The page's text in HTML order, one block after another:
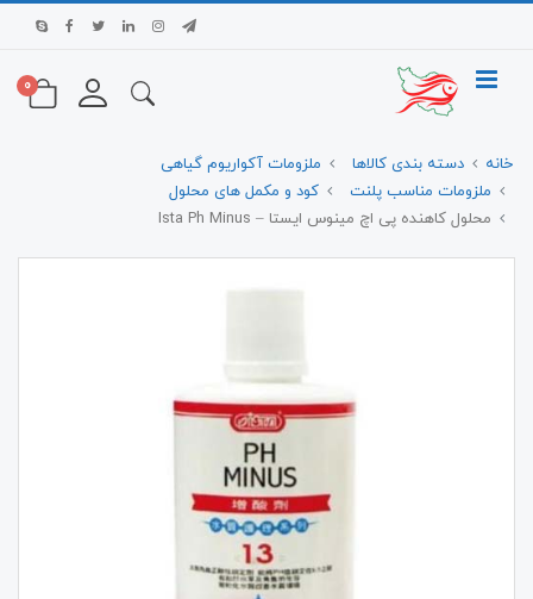
0
خانه دسته بندی کالاها
ملزومات آکواریوم گیاهی
ملزومات مناسب پلنت
کود و مکمل های محلول
محلول کاهنده پی اچ مینوس ایستا – Ista Ph Minus